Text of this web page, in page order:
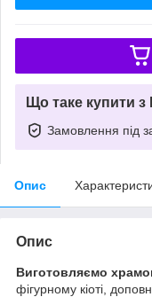
Що таке купити
Замовлення під
Опис
Опис
Виготовляємо
фігурному кіоті,